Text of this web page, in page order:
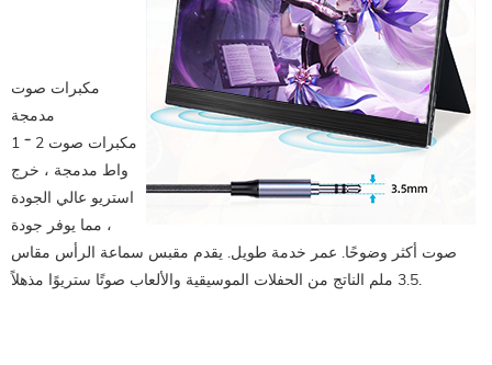
مكبرات صوت
مدمجة
مكبرات صوت 2 * 1
واط مدمجة ، خرج
استريو عالي الجودة
، مما يوفر جودة
صوت أكثر وضوحًا. عمر خدمة طويل. يقدم مقبس سماعة الرأس مقاس
3.5 ملم الناتج من الحفلات الموسيقية والألعاب صوتًا ستريوًا مذهلاً.